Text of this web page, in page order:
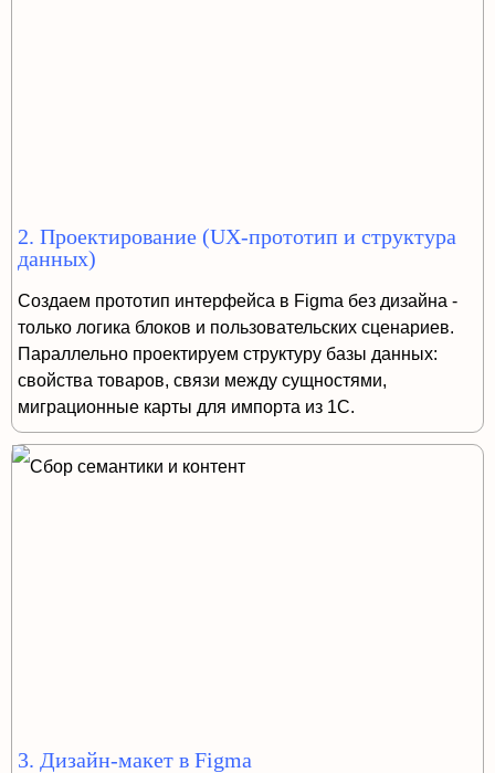
2. Проектирование (UX-прототип и структура
данных)
Создаем прототип интерфейса в Figma без дизайна -
только логика блоков и пользовательских сценариев.
Параллельно проектируем структуру базы данных:
свойства товаров, связи между сущностями,
миграционные карты для импорта из 1С.
3. Дизайн-макет в Figma